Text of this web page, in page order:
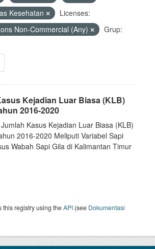
Kesehatan
Licenses:
Non-Commercial (Any)
Grup:
Kejadian Luar Biasa (KLB)
2016-2020
Kasus Kejadian Luar Biasa (KLB)
2016-2020 Meliputi Variabel Sapi
Wabah Sapi Gila di Kalimantan Timur
this registry using theAPI (see Dokumentasi